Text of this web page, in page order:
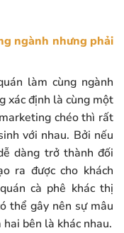
ngành nhưng phải
làm cùng ngành
xác định là cùng một
chéo thì rất
với nhau. Bởi nếu
dàng trở thành đối
ra được cho khách
cà phê khác thị
thể gây nên sự mâu
bên là khác nhau.